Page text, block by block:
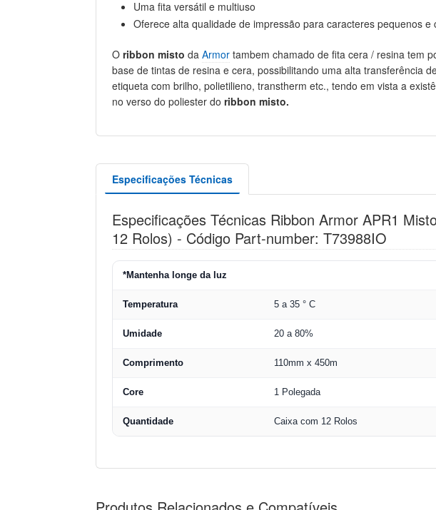
Uma fita versátil e multiuso
Oferece alta qualidade de impressão para caracteres pequenos e
Oribbon misto daArmor tambem chamado de fita cera / resina tem
base de tintas de resina e cera, possibilitando uma alta transferência
etiqueta com brilho, polietilieno, transtherm etc., tendo em vista a
no verso do poliester doribbon misto.
Especificações Técnicas
Especificações Técnicas Ribbon Armor APR1
12 Rolos) - Código Part-number: T73988IO
*Mantenha longe da luz
Temperatura 5 a 35 ° C
Umidade 20 a 80%
Comprimento 110mm x 450m
Core 1 Polegada
Quantidade Caixa com 12 Rolos